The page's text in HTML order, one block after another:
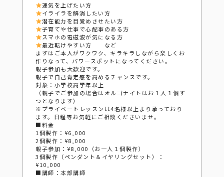
運気を上げたい方
イライラを解消したい方
潜在能力を目覚めさせたい方
子育てや仕事で心配事のある方
スマホの電磁波が気になる方
最近転けやすい方 など
まずはご本人がワクワク、キラキラしながら楽しくお
作りなって、パワースポットになってください。
親子参加も大歓迎です。
親子で自己肯定感を高めるチャンスです。
対象：小学校高学年以上
（親子でご参加の場合はオルゴナイトはお１人１個ず
つとなります）
※プライベートレッスンは4名様以上より承っており
ます。日程等お気軽にご相談くださいませ。
■料金
1個製作：¥6,000
2個製作：¥8,000
親子参加：¥8,000（お一人１個製作）
3個製作（ペンダント＆イヤリングセット）：
¥10,000
■講師：本部講師